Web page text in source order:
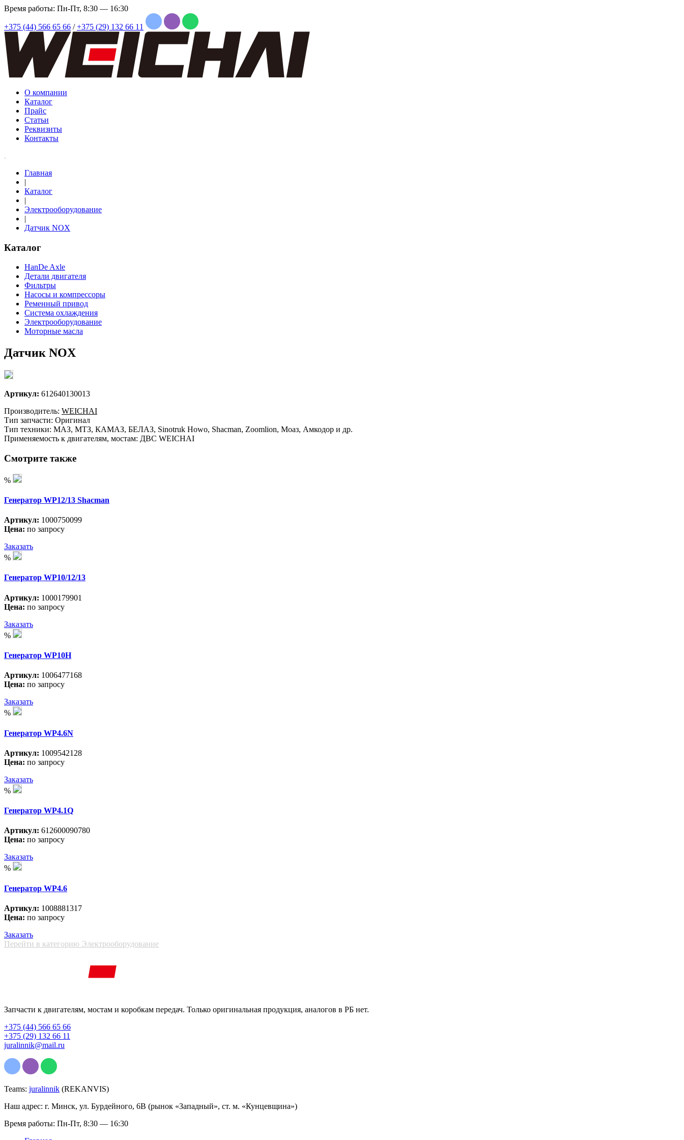
Время работы: Пн-Пт, 8:30 — 16:30
+375 (44) 566 65 66 / +375 (29) 132 66 11
О компании
Каталог
Прайс
Статьи
Реквизиты
Контакты
Главная
|
Каталог
|
Электрооборудование
|
Датчик NOX
Каталог
HanDe Axle
Детали двигателя
Фильтры
Насосы и компрессоры
Ременный привод
Система охлаждения
Электрооборудование
Моторные масла
Датчик NOX
Артикул: 612640130013
Производитель: WEICHAI
Тип запчасти: Оригинал
Тип техники: МАЗ, МТЗ, КАМАЗ, БЕЛАЗ, Sinotruk Howo, Shacman, Zoomlion, Моаз, Амкодор и др.
Применяемость к двигателям, мостам: ДВС WEICHAI
Смотрите также
%
Генератор WP12/13 Shacman
Артикул: 1000750099
Цена: по запросу
Заказать
%
Генератор WP10/12/13
Артикул: 1000179901
Цена: по запросу
Заказать
%
Генератор WP10H
Артикул: 1006477168
Цена: по запросу
Заказать
%
Генератор WP4.6N
Артикул: 1009542128
Цена: по запросу
Заказать
%
Генератор WP4.1Q
Артикул: 612600090780
Цена: по запросу
Заказать
%
Генератор WP4.6
Артикул: 1008881317
Цена: по запросу
Заказать
Перейти в категорию Электрооборудование
Запчасти к двигателям, мостам и коробкам передач. Только оригинальная продукция, аналогов в РБ нет.
+375 (44) 566 65 66
+375 (29) 132 66 11
juralinnik@mail.ru
Teams: juralinnik (REKANVIS)
Наш адрес: г. Минск, ул. Бурдейного, 6В (рынок «Западный», ст. м. «Кунцевщина»)
Время работы: Пн-Пт, 8:30 — 16:30